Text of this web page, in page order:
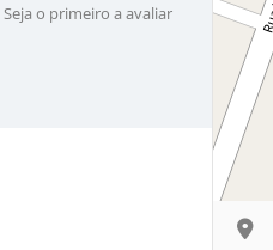
Seja o primeiro a avaliar